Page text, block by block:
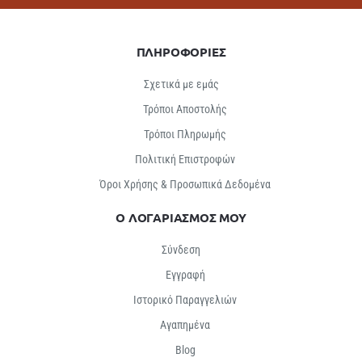
ΠΛΗΡΟΦΟΡΙΕΣ
Σχετικά με εμάς
Τρόποι Αποστολής
Τρόποι Πληρωμής
Πολιτική Επιστροφών
Όροι Χρήσης & Προσωπικά Δεδομένα
Ο ΛΟΓΑΡΙΑΣΜΟΣ ΜΟΥ
Σύνδεση
Εγγραφή
Ιστορικό Παραγγελιών
Αγαπημένα
Βlog